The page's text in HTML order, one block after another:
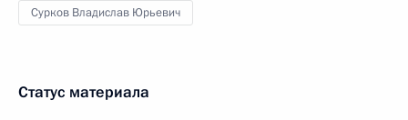
Сурков Владислав Юрьевич
Статус материала